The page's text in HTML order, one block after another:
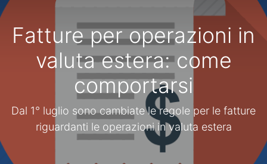
Fatture per operazioni in
valuta estera: come
comportarsi
Dal 1° luglio sono cambiate le regole per le fatture
riguardanti le operazioni in valuta estera